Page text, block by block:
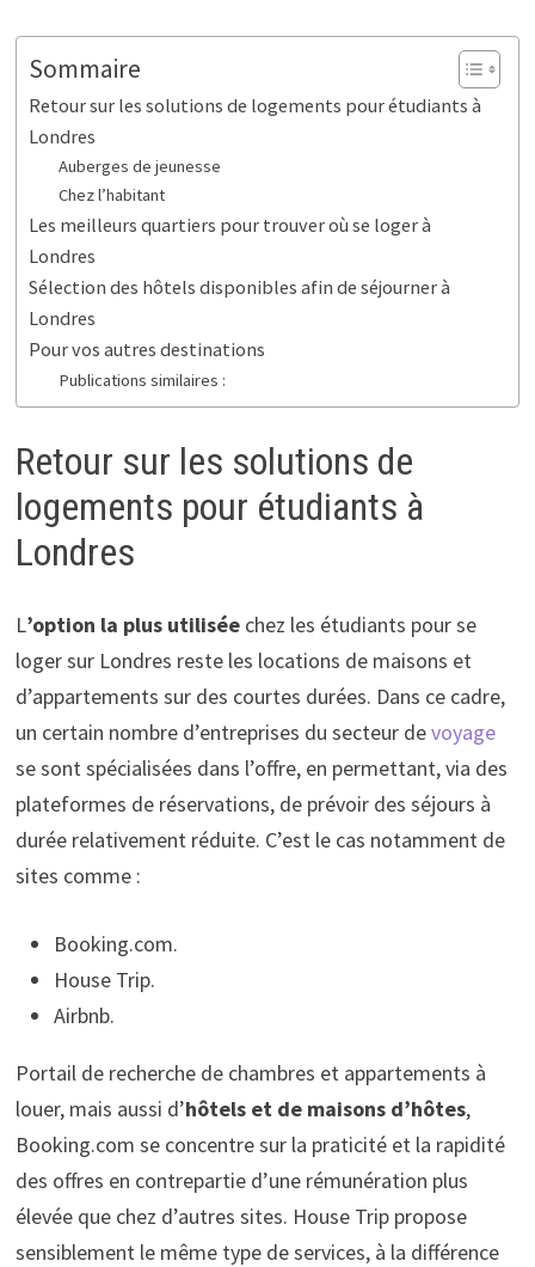
Sommaire
Retour sur les solutions de logements pour étudiants à
Londres
Auberges de jeunesse
Chez l’habitant
Les meilleurs quartiers pour trouver où se loger à
Londres
Sélection des hôtels disponibles afin de séjourner à
Londres
Pour vos autres destinations
Publications similaires :
Retour sur les solutions de
logements pour étudiants à
Londres
L’option la plus utiliséechez les étudiants pour se
loger sur Londres reste les locations de maisons et
d’appartements sur des courtes durées. Dans ce cadre,
un certain nombre d’entreprises du secteur devoyage
se sont spécialisées dans l’offre, en permettant, via des
plateformes de réservations, de prévoir des séjours à
durée relativement réduite. C’est le cas notamment de
sites comme :
Booking.com.
House Trip.
Airbnb.
Portail de recherche de chambres et appartements à
louer, mais aussi d’hôtels et de maisons d’hôtes,
Booking.com se concentre sur la praticité et la rapidité
des offres en contrepartie d’une rémunération plus
élevée que chez d’autres sites. House Trip propose
sensiblement le même type de services, à la différence